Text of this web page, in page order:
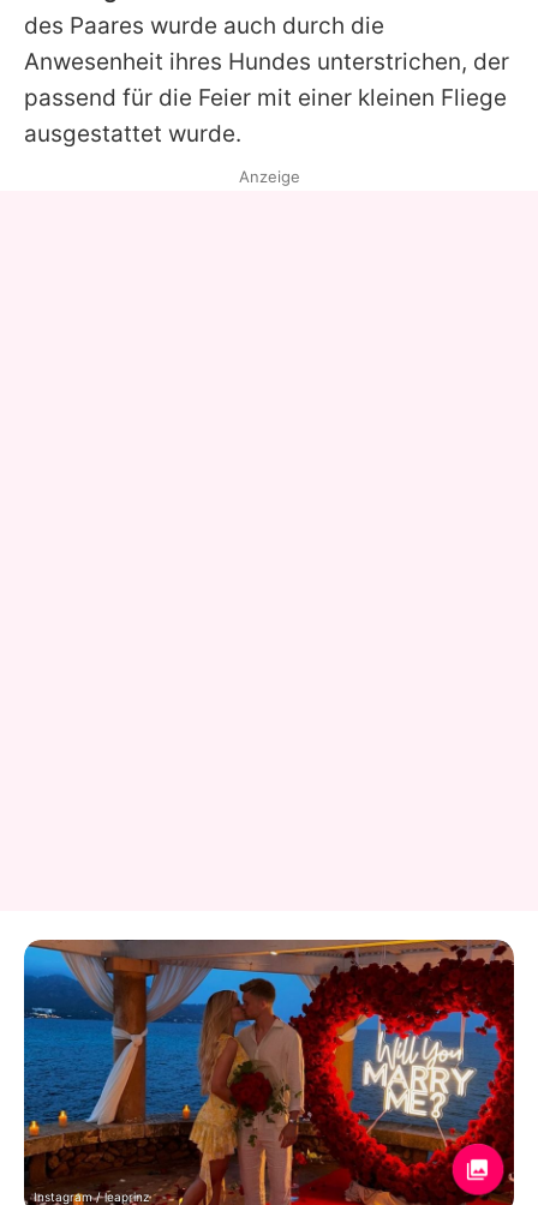
des Paares wurde auch durch die
Anwesenheit ihres Hundes unterstrichen, der
passend für die Feier mit einer kleinen Fliege
ausgestattet wurde.
Anzeige
Instagram / leaprinz